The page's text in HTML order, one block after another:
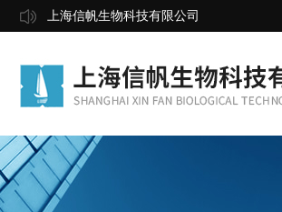
上海信帆生物科技有限公司